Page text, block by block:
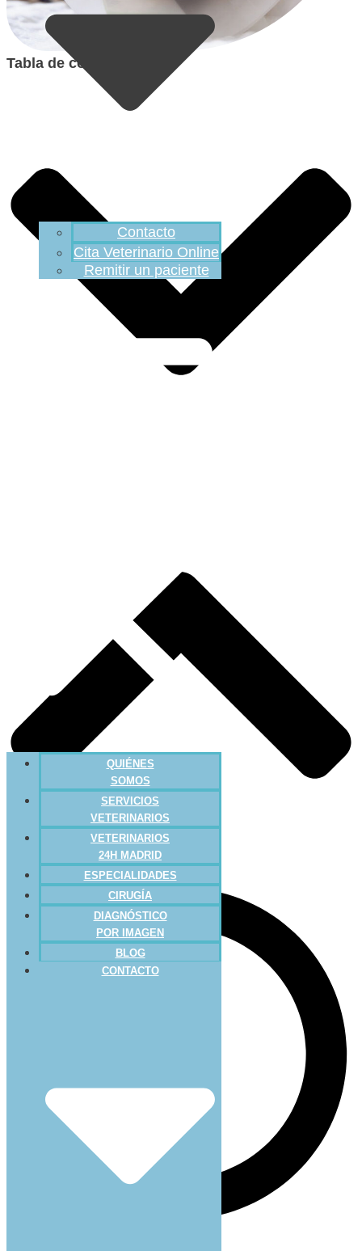
Contacto
Cita Veterinario Online
Remitir un paciente
QUIÉNES
SOMOS
SERVICIOS
VETERINARIOS
VETERINARIOS
24H MADRID
ESPECIALIDADES
CIRUGÍA
DIAGNÓSTICO
POR IMAGEN
BLOG
CONTACTO
Tabla de contenidos